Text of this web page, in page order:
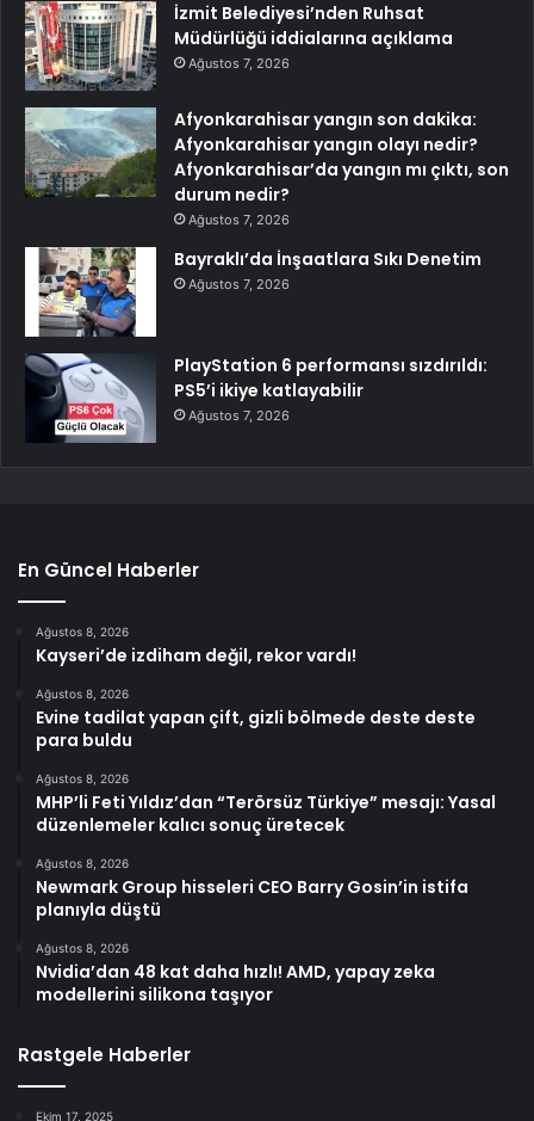
İzmit Belediyesi’nden Ruhsat
Müdürlüğü iddialarına açıklama
Ağustos 7, 2026
Afyonkarahisar yangın son dakika:
Afyonkarahisar yangın olayı nedir?
Afyonkarahisar’da yangın mı çıktı, son
durum nedir?
Ağustos 7, 2026
Bayraklı’da İnşaatlara Sıkı Denetim
Ağustos 7, 2026
PlayStation 6 performansı sızdırıldı:
PS5’i ikiye katlayabilir
Ağustos 7, 2026
En Güncel Haberler
Ağustos 8, 2026
Kayseri’de izdiham değil, rekor vardı!
Ağustos 8, 2026
Evine tadilat yapan çift, gizli bölmede deste deste
para buldu
Ağustos 8, 2026
MHP’li Feti Yıldız’dan “Terörsüz Türkiye” mesajı: Yasal
düzenlemeler kalıcı sonuç üretecek
Ağustos 8, 2026
Newmark Group hisseleri CEO Barry Gosin’in istifa
planıyla düştü
Ağustos 8, 2026
Nvidia’dan 48 kat daha hızlı! AMD, yapay zeka
modellerini silikona taşıyor
Rastgele Haberler
Ekim 17, 2025